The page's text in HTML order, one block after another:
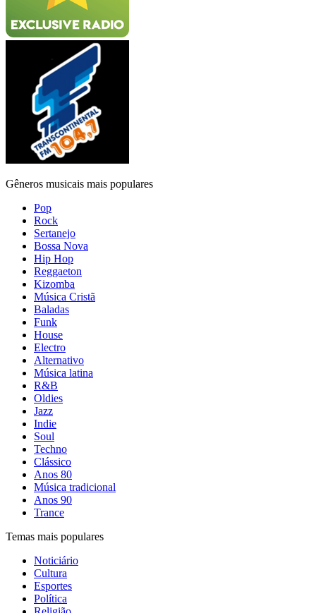
Gêneros musicais mais populares
Pop
Rock
Sertanejo
Bossa Nova
Hip Hop
Reggaeton
Kizomba
Música Cristã
Baladas
Funk
House
Electro
Alternativo
Música latina
R&B
Oldies
Jazz
Indie
Soul
Techno
Clássico
Anos 80
Música tradicional
Anos 90
Trance
Temas mais populares
Noticiário
Cultura
Esportes
Política